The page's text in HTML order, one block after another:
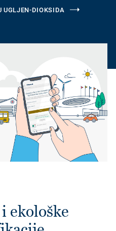
UGLJEN-DIOKSIDA
ekološke